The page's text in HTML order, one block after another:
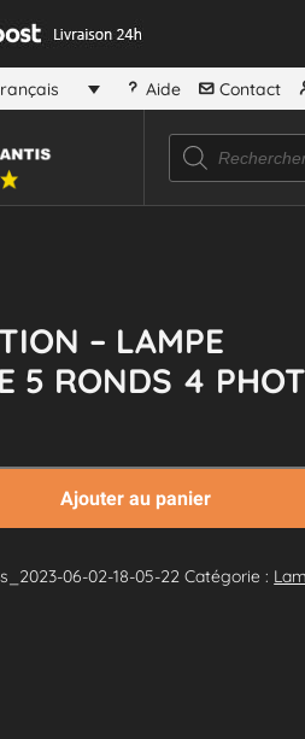
Aide Contact
Recherche
de
produits
– LAMPE
5 RONDS 4
Ajouter au panier
06-02-18-05-22 Catégorie :